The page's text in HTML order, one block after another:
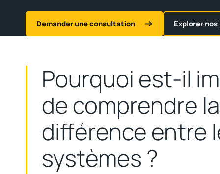
Demander une consultation Explorer
Pourquoi est-il
de comprendre la
différence entre
systèmes ?